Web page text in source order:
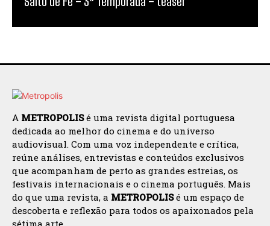
A METROPOLISé uma revista digital portuguesa
dedicada ao melhor do cinema e do universo
audiovisual. Com uma voz independente e crítica,
reúne análises, entrevistas e conteúdos exclusivos
que acompanham de perto as grandes estreias, os
festivais internacionais e o cinema português. Mais
do que uma revista, a METROPOLISé um espaço de
descoberta e reflexão para todos os apaixonados pela